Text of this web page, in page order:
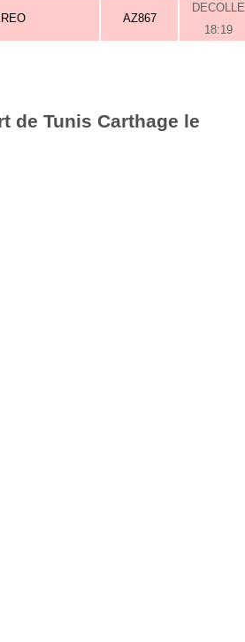
AZ867
DECOLLE
18:19
de Tunis Carthage le